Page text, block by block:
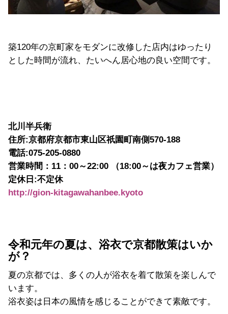
築120年の京町家をモダンに改修した店内はゆったり
とした時間が流れ、たいへん居心地の良い空間です。
北川半兵衛
住所:京都府京都市東山区祇園町南側570-188
電話:075-205-0880
営業時間： 11 ： 00～22:00 （18:00～は夜カフェ営業）
定休日:不定休
http://gion-kitagawahanbee.kyoto
令和元年の夏は、浴衣で京都散策はいか
が？
夏の京都では、多くの人が浴衣を着て散策を楽しんで
います。
浴衣姿は日本の風情を感じることができて素敵です。